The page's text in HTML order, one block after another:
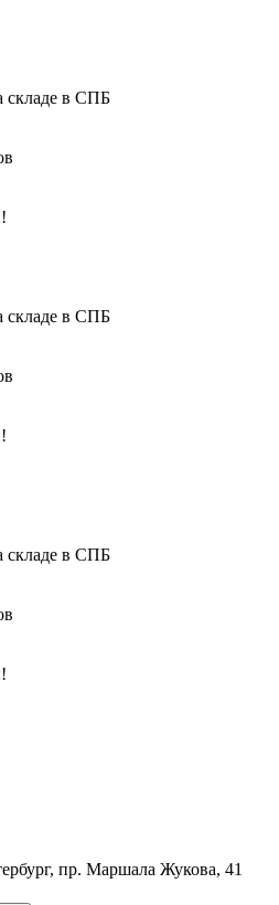
складе в СПБ
складе в СПБ
складе в СПБ
пр. Маршала Жукова, 41